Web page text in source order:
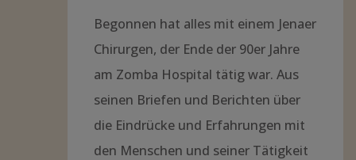
Begonnen hat alles mit einem Jenaer
Chirurgen, der Ende der 90er Jahre
am Zomba Hospital tätig war. Aus
seinen Briefen und Berichten über
die Eindrücke und Erfahrungen mit
den Menschen und seiner Tätigkeit